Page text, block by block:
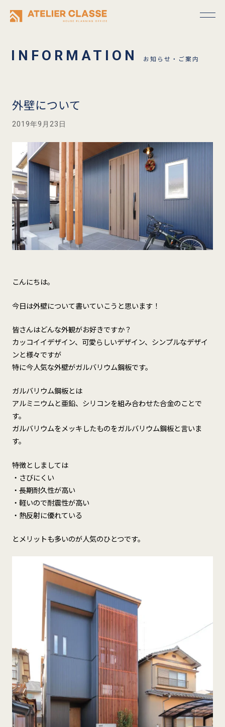
お知らせ・ご案内
外壁について
2019年9月23日
こんにちは。
今日は外壁について書いていこうと思います！
皆さんはどんな外観がお好きですか？
カッコイイデザイン、可愛らしいデザイン、シンプルなデザイ
ンと様々ですが
特に今人気な外壁がガルバリウム鋼板です。
ガルバリウム鋼板とは
アルミニウムと亜鉛、シリコンを組み合わせた合金のことで
す。
ガルバリウムをメッキしたものをガルバリウム鋼板と言いま
す。
特徴としましては
・さびにくい
・長期耐久性が高い
・軽いので耐震性が高い
・熱反射に優れている
とメリットも多いのが人気のひとつです。